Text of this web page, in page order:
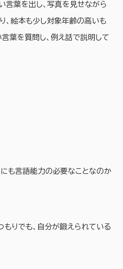
言葉を出し、写真を見せながら
り、絵本も少し対象年齢の高いも
葉を質問し、例え話で説明して
も言語能力の必要なことなのか
りでも、自分が鍛えられている